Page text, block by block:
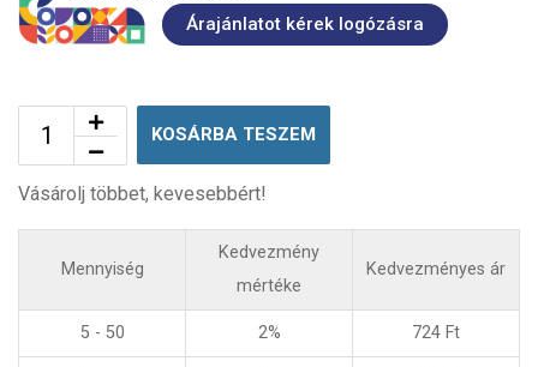
Árajánlatot kérek logózásra
KOSÁRBA TESZEM
Vásárolj többet, kevesebbért!
Mennyiség
Kedvezmény
mértéke
Kedvezményes ár
5 - 50 2% 724 Ft